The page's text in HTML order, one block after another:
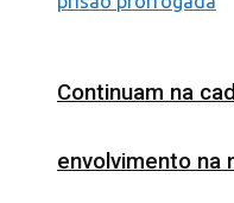
Continuam na
envolvimento na